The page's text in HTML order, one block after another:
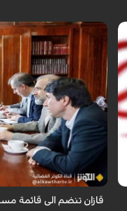
قال سفير ايران لدى روسيا
تترستان الى قائمة
التظاهرة ...
قازان تنضم الى قائمة